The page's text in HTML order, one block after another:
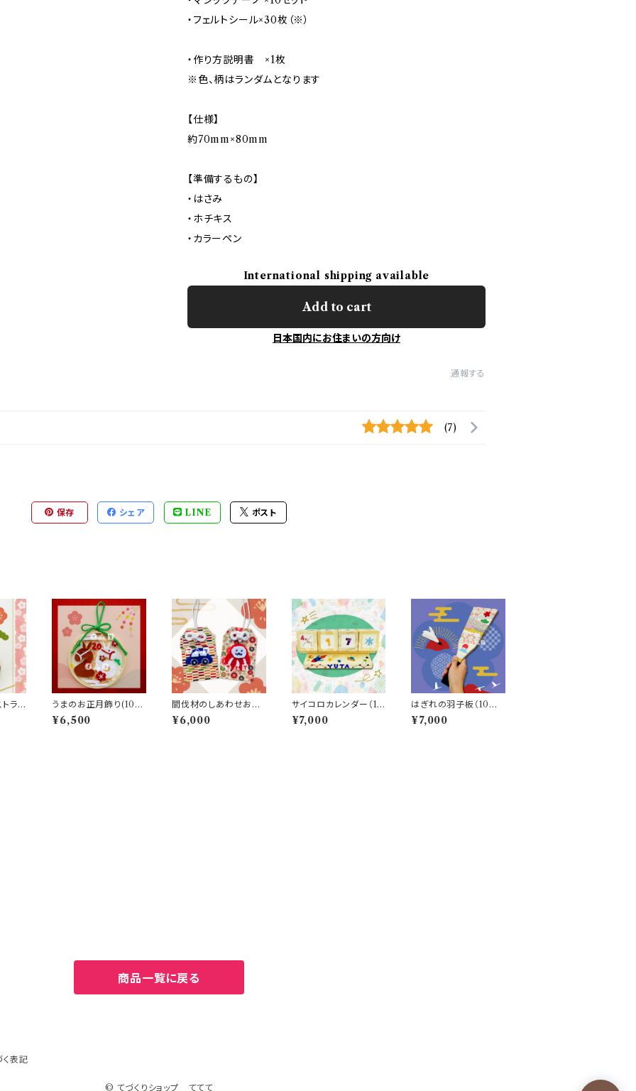
・フェルトシール×30枚（※）
・作り方説明書 ×1枚
※色、柄はランダムとなります
【仕様】
約70mm×80mm
【準備するもの】
・はさみ
・ホチキス
・カラーペン
International shipping available
Add to cart
日本国内にお住まいの方向け
通報する
(7)
保存 シェア LINE ポスト
ラッ
うまのお正月飾り(10人
分)
¥6,500
間伐材のしあわせお守
り（10人分）
¥6,000
サイコロカレンダー（10
人分）
¥7,000
はぎれの羽子板（10人
分）
¥7,000
商品一覧に戻る
表記
© てづくりショップ ててて